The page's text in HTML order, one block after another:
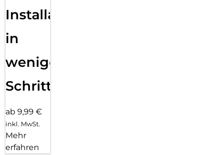
Installation
in
wenigen
Schritten
ab 9,99 €
inkl. MwSt.
Mehr
erfahren